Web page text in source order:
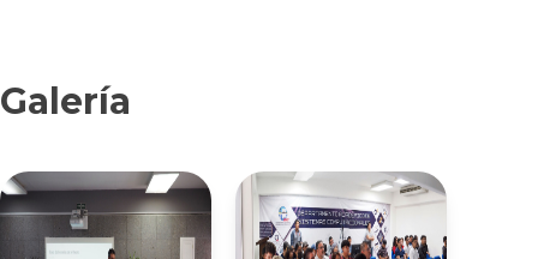
Galería